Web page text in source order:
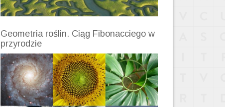
Geometria roślin. Ciąg Fibonacciego w
przyrodzie